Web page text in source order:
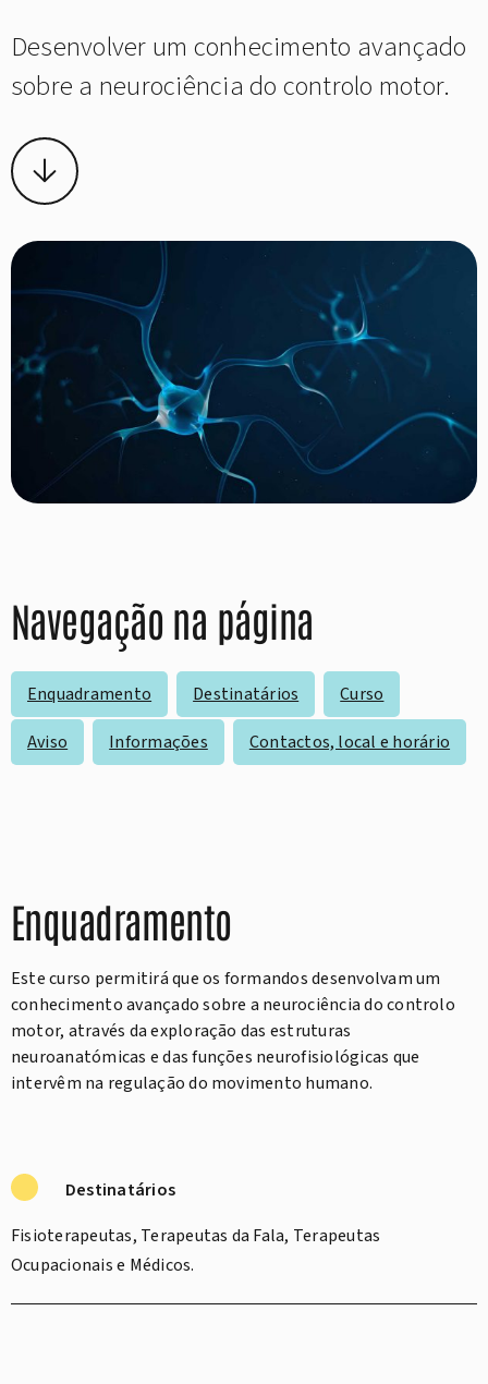
Desenvolver um conhecimento avançado
sobre a neurociência do controlo motor.
Navegação na página
Enquadramento Destinatários
Curso
Aviso
Informações Contactos, local e horário
Enquadramento
Este curso permitirá que os formandos desenvolvam um
conhecimento avançado sobre a neurociência do controlo
motor, através da exploração das estruturas
neuroanatómicas e das funções neurofisiológicas que
intervêm na regulação do movimento humano.
Destinatários
Fisioterapeutas, Terapeutas da Fala, Terapeutas
Ocupacionais e Médicos.